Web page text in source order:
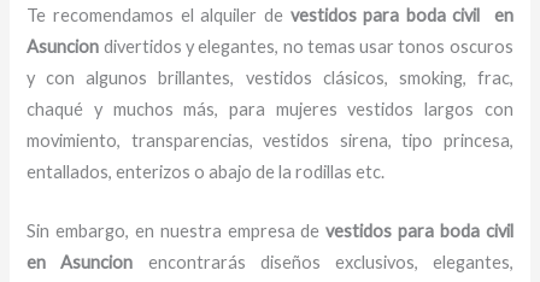
Te recomendamos el alquiler de vestidos para boda civil en
Asuncion divertidos y elegantes, no temas usar tonos oscuros
y con algunos brillantes, vestidos clásicos, smoking, frac,
chaqué y muchos más, para mujeres vestidos largos con
movimiento, transparencias, vestidos sirena, tipo princesa,
entallados, enterizos o abajo de la rodillas etc.
Sin embargo, en nuestra empresa devestidos para boda civil
en Asuncion encontrarás diseños exclusivos, elegantes,